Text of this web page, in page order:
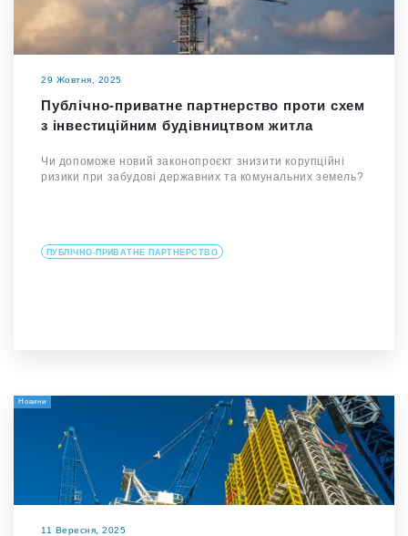
29 Жовтня, 2025
Публічно-приватне партнерство проти схем
з інвестиційним будівництвом житла
Чи допоможе новий законопроєкт знизити корупційні
ризики при забудові державних та комунальних земель?
ПУБЛІЧНО-ПРИВАТНЕ ПАРТНЕРСТВО
Новини
11 Вересня, 2025